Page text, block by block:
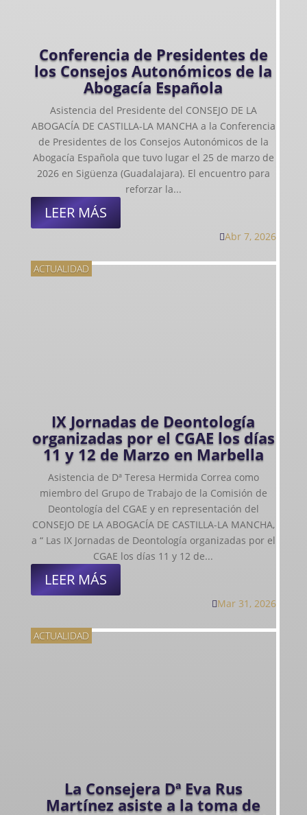
Conferencia de Presidentes de
los Consejos Autonómicos de la
Abogacía Española
Asistencia del Presidente del CONSEJO DE LA
ABOGACÍA DE CASTILLA-LA MANCHA a la Conferencia
de Presidentes de los Consejos Autonómicos de la
Abogacía Española que tuvo lugar el 25 de marzo de
2026 en Sigüenza (Guadalajara). El encuentro para
reforzar la...
LEER MÁS
Abr 7, 2026
ACTUALIDAD
IX Jornadas de Deontología
organizadas por el CGAE los días
11 y 12 de Marzo en Marbella
Asistencia de Dª Teresa Hermida Correa como
miembro del Grupo de Trabajo de la Comisión de
Deontología del CGAE y en representación del
CONSEJO DE LA ABOGACÍA DE CASTILLA-LA MANCHA,
a “ Las IX Jornadas de Deontología organizadas por el
CGAE los días 11 y 12 de...
LEER MÁS
Mar 31, 2026
ACTUALIDAD
La Consejera Dª Eva Rus
Martínez asiste a la toma de